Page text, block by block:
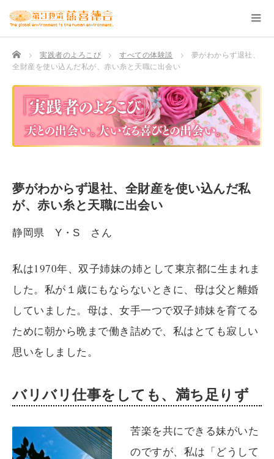
TOP 実践者のよろこび すべての体験談
夢がわからず退社、
全財産を使い込んだ私が、赤い糸と天職に出会い
夢がわからず退社、全財産を使い込んだ私
が、赤い糸と天職に出会い
静岡県 Y・S さん
私は1970年、双子姉妹の姉として東京都に生まれま
した。私が１歳にもならないときに、母は父と離婚
していました。母は、女手一つで双子姉妹を育てる
ために朝から晩まで働き詰めで、私はとても寂しい
思いをしました。
バリバリ仕事をしても、満ち足りず
苦楽を共にできる妹がいた
のですが、私は「どうして